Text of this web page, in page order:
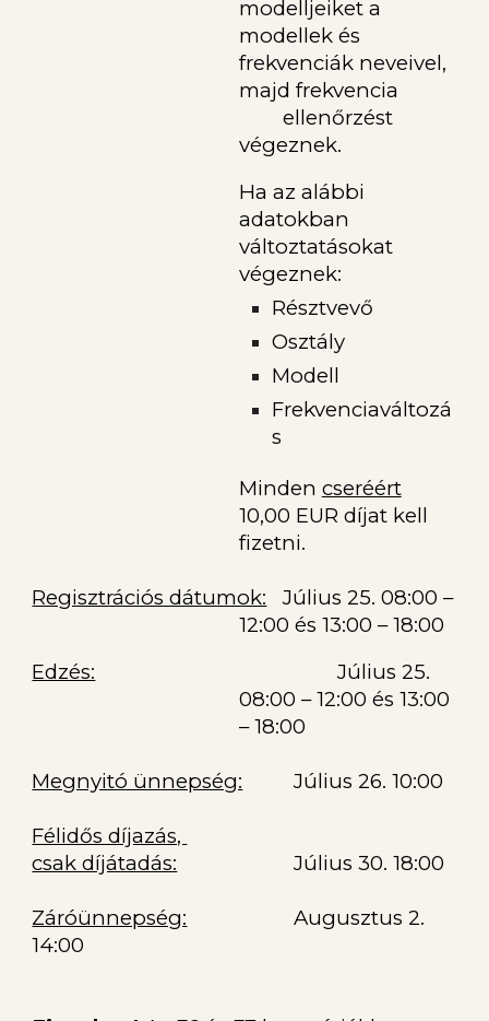
modelljeiket a
modellek és
frekvenciák neveivel,
majd frekvencia
ellenőrzést
végeznek.
Ha az alábbi
adatokban
változtatásokat
végeznek:
Résztvevő
Osztály
Modell
Frekvenciaváltozá
s
Minden cseréért
10,00 EUR díjat kell
fizetni.
Regisztrációs dátumok: Július 25. 08:00 –
12:00 és 13:00 – 18:00
Edzés:
Július 25.
08:00 – 12:00 és 13:00
– 18:00
Megnyitó ünnepség: Július 26. 10:00
Félidős díjazás,
csak díjátadás:
Július 30. 18:00
Záróünnepség:
Augusztus 2.
14:00